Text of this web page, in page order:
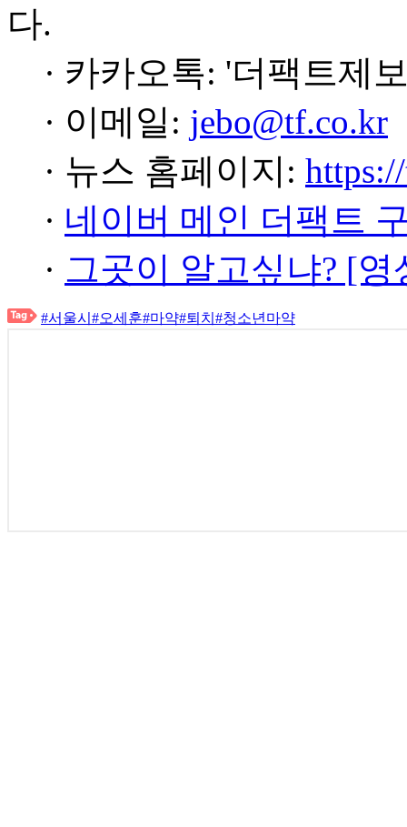
다.
· 카카오톡: '더팩트제
· 이메일: jebo@tf.co.kr
· 뉴스 홈페이지:
· 네이버 메인 더팩트
· 그곳이 알고싶냐? [
#서울시 #오세훈#마약#퇴치 #청소년마약